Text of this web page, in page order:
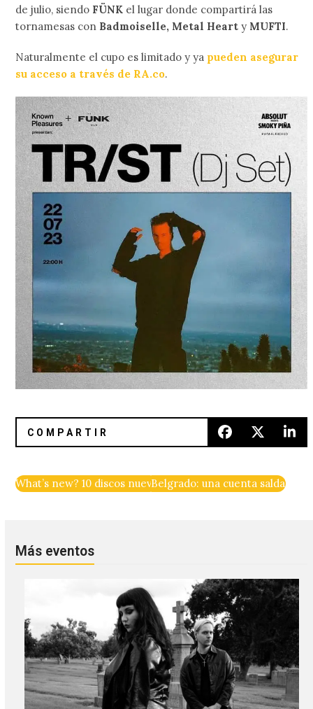
de julio, siendo FÜNK el lugar donde compartirá las
tornamesas con Badmoiselle, Metal Heart y MUFTI.
Naturalmente el cupo es limitado y ya pueden asegurar
su acceso a través de RA.co.
What’s new? 10 discos nuevos para el fin de semana
Belgrado: una cuenta saldada
Más eventos